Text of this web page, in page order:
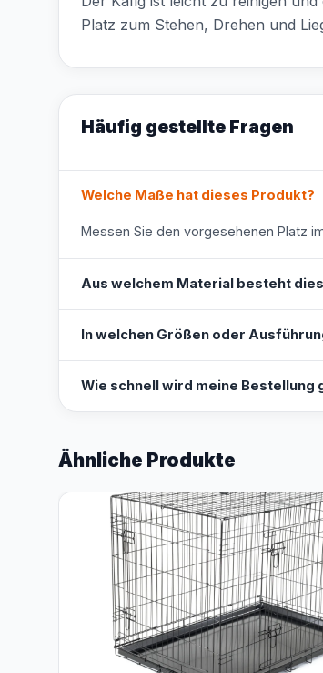
Platz zum Stehen, Drehen und
Häufig gestellte Fragen
Welche Maße hat dieses Produkt?
Messen Sie den vorgesehenen Platz
Aus welchem Material besteht
In welchen Größen oder
Wie schnell wird meine Bestellung
Ähnliche Produkte